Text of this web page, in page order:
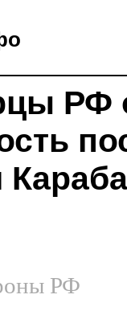
РФ
РФ